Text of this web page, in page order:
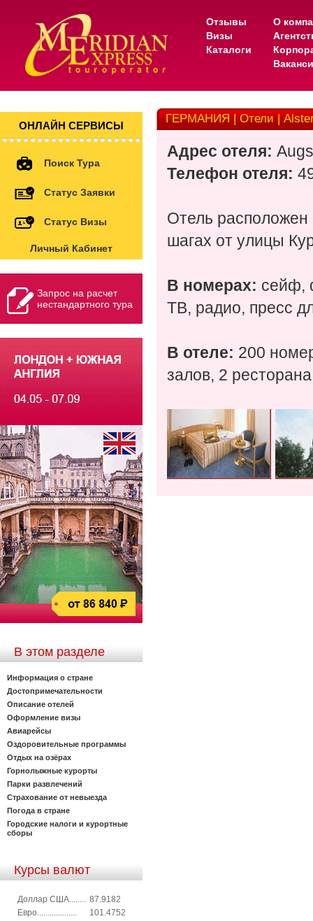
Отзывы
Визы
Каталоги
О
ОНЛАЙН СЕРВИСЫ
Поиск Тура
Статус Заявки
Статус Визы
Личный Кабинет
Запрос на расчет
нестандартного тура
В этом разделе
Информация о стране
Достопримечательности
Описание отелей
Оформление визы
Авиарейсы
Оздоровительные программы
Отдых на озёрах
Горнолыжные курорты
Парки развлечений
Страхование от невыезда
Погода в стране
Городские налоги и курортные
сборы
Курсы валют
Доллар США........ 87.9182
Евро...................
101.4752
ГЕРМАНИЯ | Отели |
Адрес отеля:
Телефон отеля:
Отель расположен
шагах от улицы
В номерах: сейф,
ТВ, радио, пресс
В отеле: 200
залов, 2